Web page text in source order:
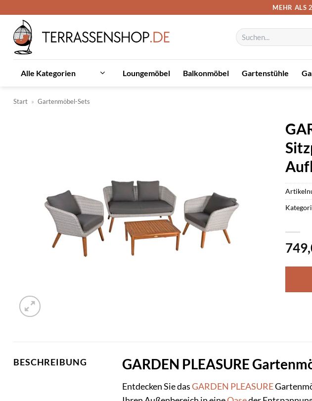
Inhalt
springen
MEHR ALS
Suchen
nach:
Alle Kategorien Loungemöbel Balkonmöbel Gartenstühle
Start » Gartenmöbel-Sets
BESCHREIBUNG GARDEN PLEASURE
Entdecken Sie dasGARDEN PLEASURE